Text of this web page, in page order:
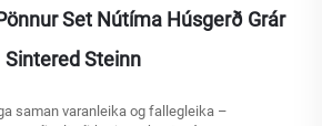
Set Nútíma Húsgerð Grár
Sintered Steinn
saman varanleika og fallegleika –